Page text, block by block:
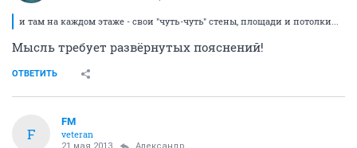
и там на каждом этаже - свои "чуть-чуть" стены, площади и потолки...
Мысль требует развёрнутых пояснений!
ОТВЕТИТЬ
F
FM
veteran